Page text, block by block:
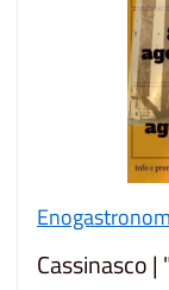
Cassinasco